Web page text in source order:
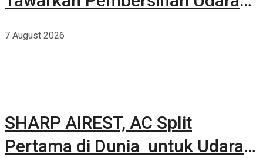
7 August 2026
SHARP AIREST, AC Split
Pertama di Dunia untuk Udara